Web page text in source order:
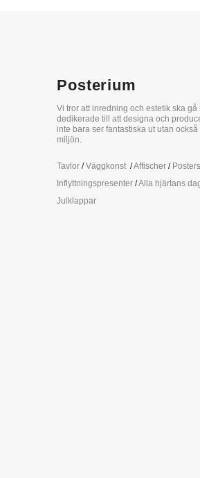
Posterium
Vi tror att inredning och estetik ska
dedikerade till att designa och
inte bara ser fantastiska ut utan
miljön.
Tavlor /Väggkonst /Affischer / Posters
Inflyttningspresenter /Alla hjärtans
Julklappar